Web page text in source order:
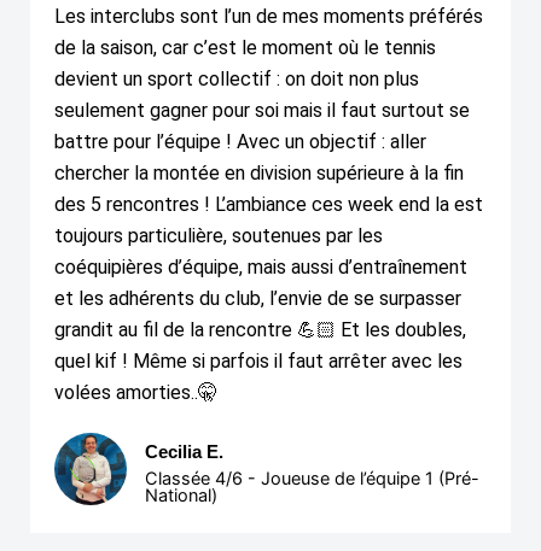
Les interclubs sont l’un de mes moments préférés
de la saison, car c’est le moment où le tennis
devient un sport collectif : on doit non plus
seulement gagner pour soi mais il faut surtout se
battre pour l’équipe ! Avec un objectif : aller
chercher la montée en division supérieure à la fin
des 5 rencontres ! L’ambiance ces week end la est
toujours particulière, soutenues par les
coéquipières d’équipe, mais aussi d’entraînement
et les adhérents du club, l’envie de se surpasser
grandit au fil de la rencontre 💪🏻 Et les doubles,
quel kif ! Même si parfois il faut arrêter avec les
volées amorties..🤫
Cecilia E.
Classée 4/6 - Joueuse de l’équipe 1 (Pré-
National)